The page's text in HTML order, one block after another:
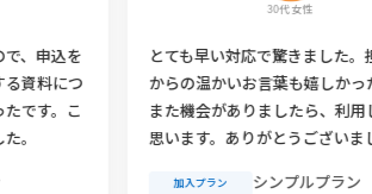
とても早い対応で驚きました。担当者様
からの温かいお言葉も嬉しかったです。
また機会がありましたら、利用したいと
思います。ありがとうございました。
シンプルプラン